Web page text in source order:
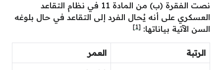
نصت الفقرة (ب) من المادة 11 في نظام التقاعد
العسكري على أنه يُحال الفرد إلى التقاعد في حال بلوغه
السن الآتية بياناتها: [1]
الرتبة العمر